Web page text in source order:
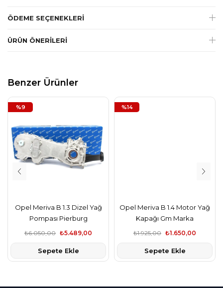
ÖDEME SEÇENEKLERI
ÜRÜN ÖNERILERI
Benzer Ürünler
Opel Meriva B 1.3 Dizel Yağ
Pompası Pierburg
₺5.489,00
₺6.050,00
Sepete Ekle
%9
Opel Meriva B 1.4 Motor Yağ
Kapağı Gm Marka
₺1.650,00
₺1.925,00
Sepete Ekle
%14